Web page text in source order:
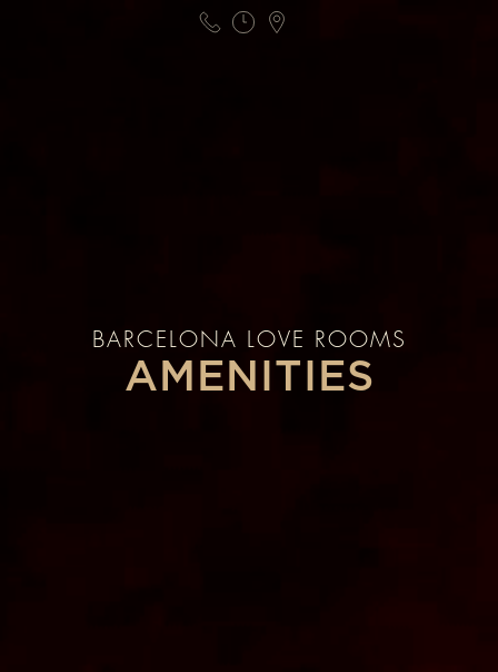
BARCELONA LOVE ROOMS
AMENITIES